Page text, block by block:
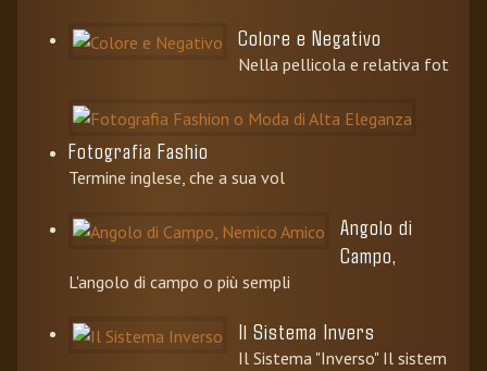
Colore e Negativo
Nella pellicola e relativa fot
Fotografia Fashio
Termine inglese, che a sua vol
Angolo di
Campo,
L'angolo di campo o più sempli
Il Sistema Invers
Il Sistema "Inverso" Il sistem